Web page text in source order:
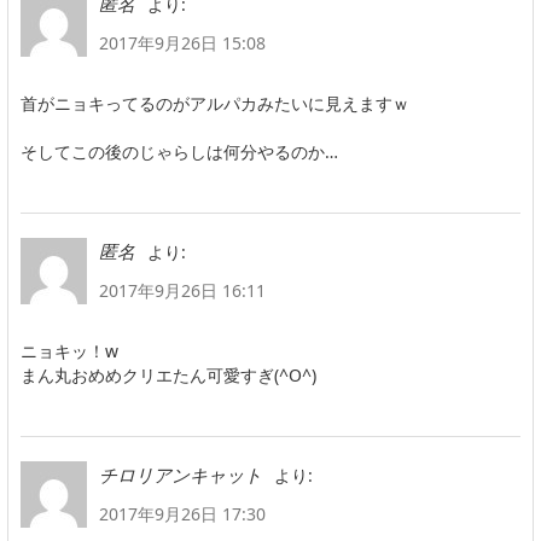
匿名
より:
2017年9月26日 15:08
首がニョキってるのがアルパカみたいに見えますｗ
そしてこの後のじゃらしは何分やるのか…
匿名
より:
2017年9月26日 16:11
ニョキッ！w
まん丸おめめクリエたん可愛すぎ(^O^)
チロリアンキャット
より:
2017年9月26日 17:30